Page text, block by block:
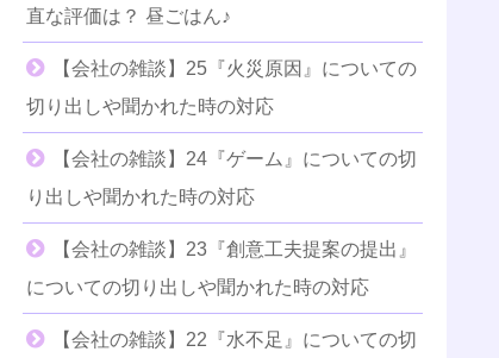
直な評価は？ 昼ごはん♪
【会社の雑談】25『火災原因』についての
切り出しや聞かれた時の対応
【会社の雑談】24『ゲーム』についての切
り出しや聞かれた時の対応
【会社の雑談】23『創意工夫提案の提出』
についての切り出しや聞かれた時の対応
【会社の雑談】22『水不足』についての切